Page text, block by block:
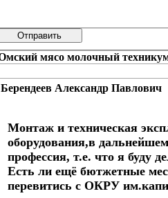
Берендеев Александр Павлович
Монтаж и техническая
оборудования,в
профессия, т.е. что я буду
Есть ли ещё бютжетные
перевитись с ОКРУ